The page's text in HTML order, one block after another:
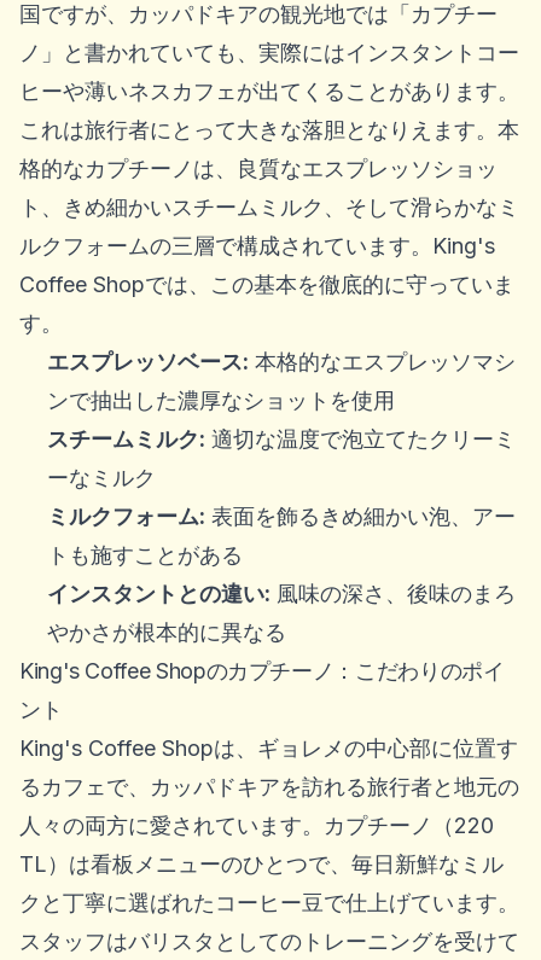
国ですが、カッパドキアの観光地では「カプチー
ノ」と書かれていても、実際にはインスタントコー
ヒーや薄いネスカフェが出てくることがあります。
これは旅行者にとって大きな落胆となりえます。本
格的なカプチーノは、良質なエスプレッソショッ
ト、きめ細かいスチームミルク、そして滑らかなミ
ルクフォームの三層で構成されています。King's
Coffee Shopでは、この基本を徹底的に守っていま
す。
エスプレッソベース: 本格的なエスプレッソマシ
ンで抽出した濃厚なショットを使用
スチームミルク: 適切な温度で泡立てたクリーミ
ーなミルク
ミルクフォーム: 表面を飾るきめ細かい泡、アー
トも施すことがある
インスタントとの違い: 風味の深さ、後味のまろ
やかさが根本的に異なる
King's Coffee Shopのカプチーノ：こだわりのポイ
ント
King's Coffee Shopは、ギョレメの中心部に位置す
るカフェで、カッパドキアを訪れる旅行者と地元の
人々の両方に愛されています。カプチーノ（220
TL）は看板メニューのひとつで、毎日新鮮なミル
クと丁寧に選ばれたコーヒー豆で仕上げています。
スタッフはバリスタとしてのトレーニングを受けて